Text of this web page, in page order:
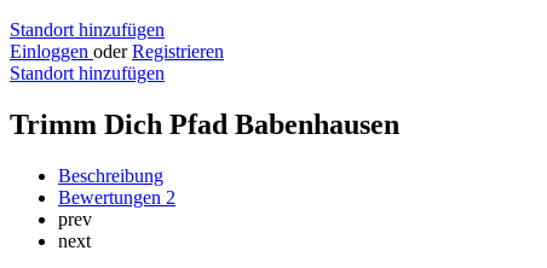
Standort hinzufügen
Einloggen oder Registrieren
Standort hinzufügen
Trimm Dich Pfad Babenhausen
Beschreibung
Bewertungen 2
prev
next